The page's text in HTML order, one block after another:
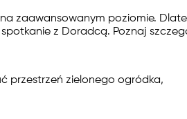
zaawansowanym poziomie.
z Doradcą. Poznaj
przestrzeń zielonego ogródka,